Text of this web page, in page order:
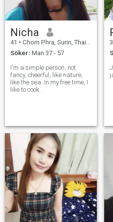
Nicha
41 • Chom Phra, Surin, Thailand
Söker: Man 37 - 57
I'm a simple person, not
fancy, cheerful, like nature,
like the sea. In my free time, I
like to cook.